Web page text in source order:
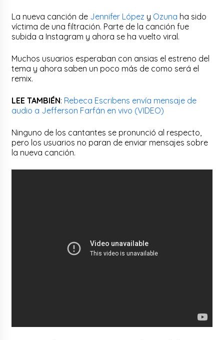
La nueva canción de Jennifer López y Ozuna ha sido
víctima de una filtración. Parte de la canción fue
subida a Instagram y ahora se ha vuelto viral.
Muchos usuarios esperaban con ansias el estreno del
tema y ahora saben un poco más de como será el
remix.
LEE TAMBIÉN: Rebeca Escribens envía mensaje de
audio a Jefferson Farfán en vivo (VIDEO)
Ninguno de los cantantes se pronunció al respecto,
pero los usuarios no paran de enviar mensajes sobre
la nueva canción.